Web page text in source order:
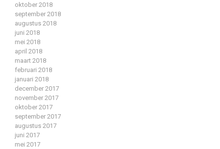
oktober 2018
september 2018
augustus 2018
juni 2018
mei 2018
april 2018
maart 2018
februari 2018
januari 2018
december 2017
november 2017
oktober 2017
september 2017
augustus 2017
juni 2017
mei 2017